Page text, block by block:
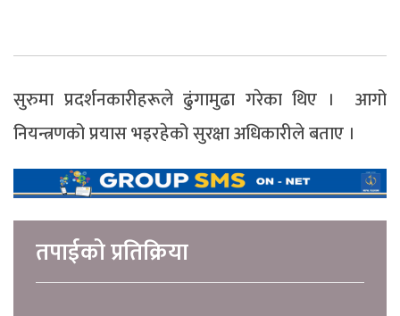
सुरुमा प्रदर्शनकारीहरूले ढुंगामुढा गरेका थिए । आगो
नियन्त्रणको प्रयास भइरहेको सुरक्षा अधिकारीले बताए ।
तपाईको प्रतिक्रिया